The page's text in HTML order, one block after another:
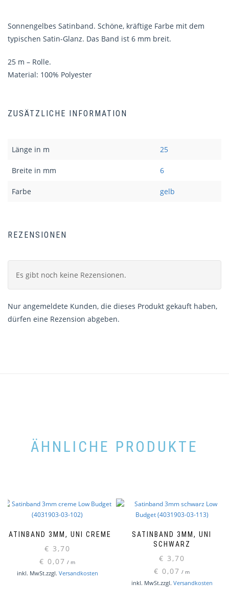
Sonnengelbes Satinband. Schöne, kräftige Farbe mit dem
typischen Satin-Glanz. Das Band ist 6 mm breit.
25 m – Rolle.
Material: 100% Polyester
ZUSÄTZLICHE INFORMATION
Länge in m 25
Breite in mm 6
Farbe gelb
REZENSIONEN
Es gibt noch keine Rezensionen.
Nur angemeldete Kunden, die dieses Produkt gekauft haben,
dürfen eine Rezension abgeben.
ÄHNLICHE PRODUKTE
SATINBAND 3MM, UNI CREME
€ 3,70
€ 0,07 / m
inkl. MwSt.zzgl. Versandkosten
SATINBAND 3MM, UNI
SCHWARZ
€ 3,70
€ 0,07 / m
inkl. MwSt.zzgl. Versandkosten